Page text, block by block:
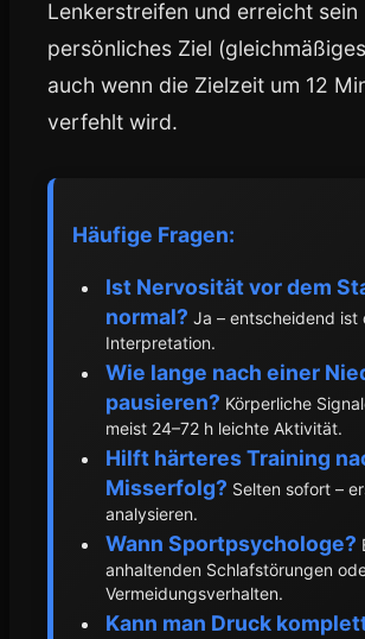
Lenkerstreifen und erreicht sein
persönliches Ziel
auch wenn die Zielzeit um 12
verfehlt wird.
Häufige Fragen:
Ist Nervosität vor dem
normal? Ja – entscheidend ist
Interpretation.
Wie lange nach einer
pausieren? Körperliche
meist 24–72 h leichte Aktivität.
Hilft härteres Training
Misserfolg? Selten sofort –
analysieren.
Wann Sportpsychologe?
anhaltenden Schlafstörungen
Vermeidungsverhalten.
Kann man Druck